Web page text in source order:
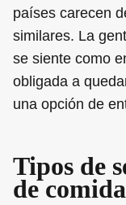
países carecen
similares. La
se siente como
obligada a
una opción de
Tipos de
de comida